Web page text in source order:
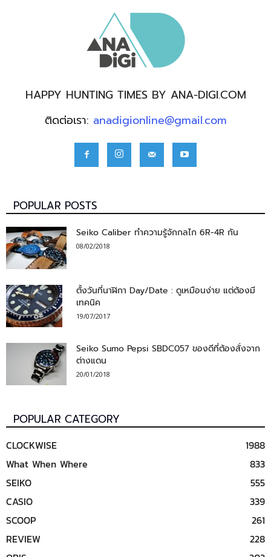
HAPPY HUNTING TIMES BY ANA-DIGI.COM
ติดต่อเรา: anadigionline@gmail.com
POPULAR POSTS
Seiko Caliber ทำความรู้จักกลไก 6R-4R กัน
08/02/2018
ตั้งวันที่นาฬิกา Day/Date : ดูเหมือนง่าย แต่ต้องมี
เทคนิค
19/07/2017
Seiko Sumo Pepsi SBDC057 ของดีที่ต้องสั่งจาก
ต่างแดน
20/01/2018
POPULAR CATEGORY
CLOCKWISE
1988
What When Where
833
SEIKO
555
CASIO
339
SCOOP
261
REVIEW
228